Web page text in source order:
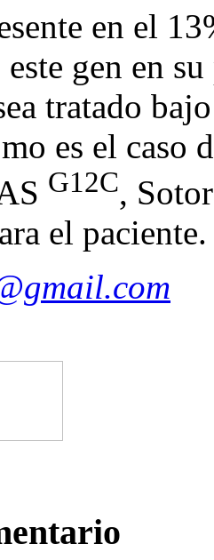
en el
gen en
tratado
es el caso
G12C,
el paciente.